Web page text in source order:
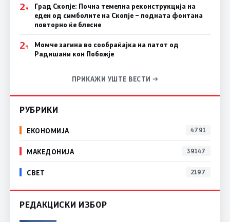
2Ч
Град Скопје: Почна темелна реконструкција на
еден од симболите на Скопје – подната фонтана
повторно ќе блесне
2Ч
Момче загина во сообраќајка на патот од
Радишани кон Побожје
ПРИКАЖИ УШТЕ ВЕСТИ →
РУБРИКИ
ЕКОНОМИЈА 4791
МАКЕДОНИЈА 39147
СВЕТ 2197
РЕДАКЦИСКИ ИЗБОР